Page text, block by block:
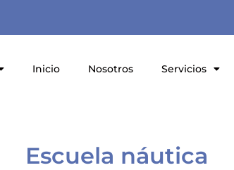
Inicio Nosotros Servicios
Escuela náutica